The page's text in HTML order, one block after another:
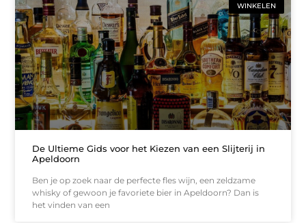
WINKELEN
De Ultieme Gids voor het Kiezen van een Slijterij in
Apeldoorn
Ben je op zoek naar de perfecte fles wijn, een zeldzame
whisky of gewoon je favoriete bier in Apeldoorn? Dan is
het vinden van een